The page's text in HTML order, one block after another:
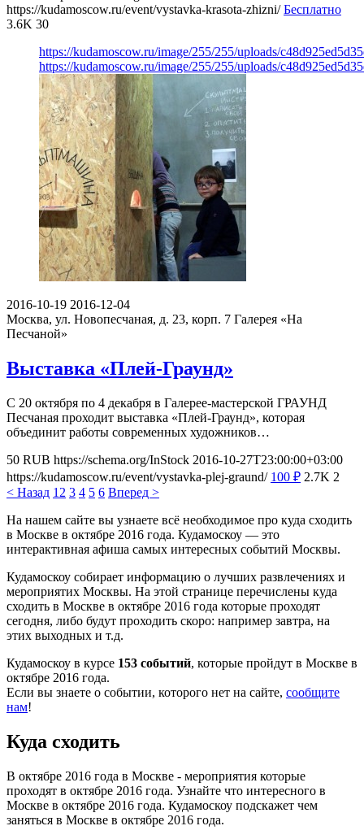
https://kudamoscow.ru/event/vystavka-krasota-zhizni/ Бесплатно
3.6K 30
https://kudamoscow.ru/image/255/255/uploads/
https://kudamoscow.ru/image/255/255/uploads/
2016-10-19 2016-12-04
Москва, ул. Новопесчаная, д. 23, корп. 7 Галерея «На
Песчаной»
Выставка «Плей-Граунд»
С 20 октября по 4 декабря в Галерее-мастерской ГРАУНД
Песчаная проходит выставка «Плей-Граунд», которая
объединит работы современных художников…
50 RUB https://schema.org/InStock 2016-10-27T23:00:00+03:00
https://kudamoscow.ru/event/vystavka-plej-graund/ 100 ₽ 2.7K 2
< Назад 1 2 3 4 5 6 Вперед >
На нашем сайте вы узнаете всё необходимое про куда сходить
в Москве в октябре 2016 года. Кудамоскоу — это
интерактивная афиша самых интересных событий Москвы.
Кудамоскоу собирает информацию о лучших развлечениях и
мероприятих Москвы. На этой странице перечислены куда
сходить в Москве в октябре 2016 года которые проходят
сегодня, либо будут проходить скоро: например завтра, на
этих выходных и т.д.
Кудамоскоу в курсе 153 событий, которые пройдут в Москве в
октябре 2016 года.
Если вы знаете о событии, которого нет на сайте, сообщите
нам!
Куда сходить
В октябре 2016 года в Москве - мероприятия которые
проходят в октябре 2016 года. Узнайте что интересного в
Москве в октябре 2016 года. Кудамоскоу подскажет чем
заняться в Москве в октябре 2016 года.